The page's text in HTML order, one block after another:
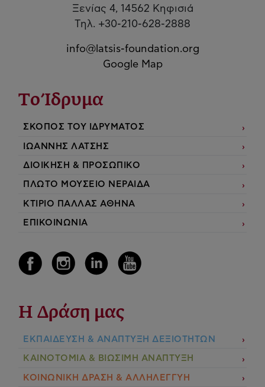
Ξενίας 4, 14562 Κηφισιά
Τηλ. +30-210-628-2888
info@latsis-foundation.org
Google Map
Το Ίδρυμα
ΣΚΟΠΟΣ ΤΟΥ ΙΔΡΥΜΑΤΟΣ
ΙΩΑΝΝΗΣ ΛΑΤΣΗΣ
ΔΙΟΙΚΗΣΗ & ΠΡΟΣΩΠΙΚΟ
ΠΛΩΤΟ ΜΟΥΣΕΙΟ ΝΕΡΑΙΔΑ
ΚΤΙΡΙΟ ΠΑΛΛΑΣ ΑΘΗΝΑ
ΕΠΙΚΟΙΝΩΝΙΑ
Η Δράση μας
ΕΚΠΑIΔΕΥΣΗ & ΑΝΑΠΤΥΞΗ ΔΕΞΙΟΤΗΤΩΝ
ΚΑΙΝΟΤΟΜΙΑ & ΒΙΩΣΙΜΗ ΑΝΑΠΤΥΞΗ
ΚΟΙΝΩΝΙΚΗ ΔΡΑΣΗ & ΑΛΛΗΛΕΓΓΥΗ